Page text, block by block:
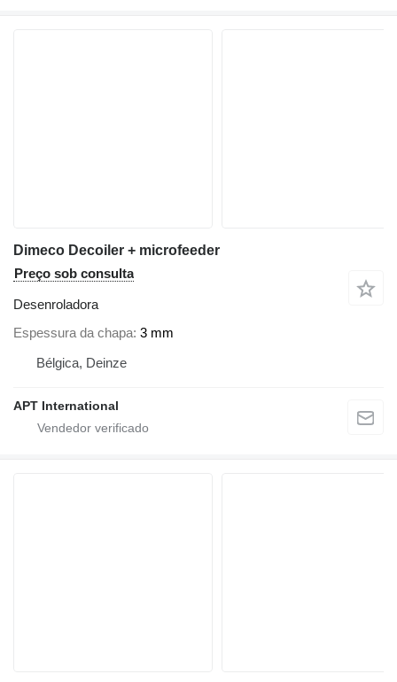
Dimeco Decoiler + microfeeder
Preço sob consulta
Desenroladora
Espessura da chapa 3 mm
Bélgica, Deinze
APT International